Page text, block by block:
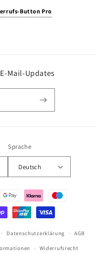
Button Pro
Mail-Updates
Sprache
Deutsch
Datenschutzerklärung AGB
Widerrufsrecht